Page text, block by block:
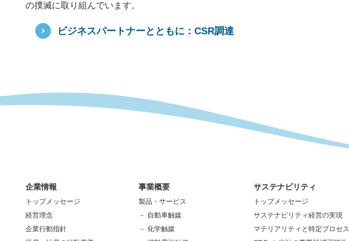
の撲滅に取り組んでいます。
ビジネスパートナーとともに：CSR調達
企業情報
トップメッセージ
経営理念
企業行動指針
事業概要
製品・サービス
－ 自動車触媒
－ 化学触媒
サステナビリティ
トップメッセージ
サステナビリティ経営の実現
マテリアリティと特定プロセス